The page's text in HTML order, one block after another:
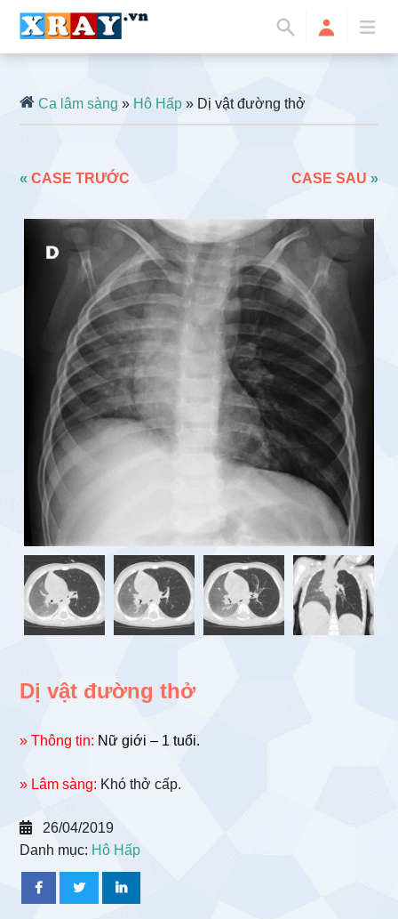
Ca lâm sàng » Hô Hấp » Dị vật đường thở
«CASE TRƯỚC CASE SAU »
Dị vật đường thở
» Thông tin: Nữ giới – 1 tuổi.
» Lâm sàng: Khó thở cấp.
26/04/2019
Danh mục: Hô Hấp